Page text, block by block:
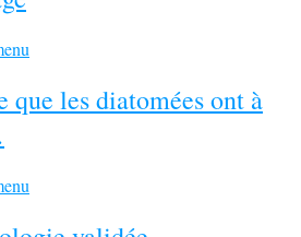
que les diatomées ont à